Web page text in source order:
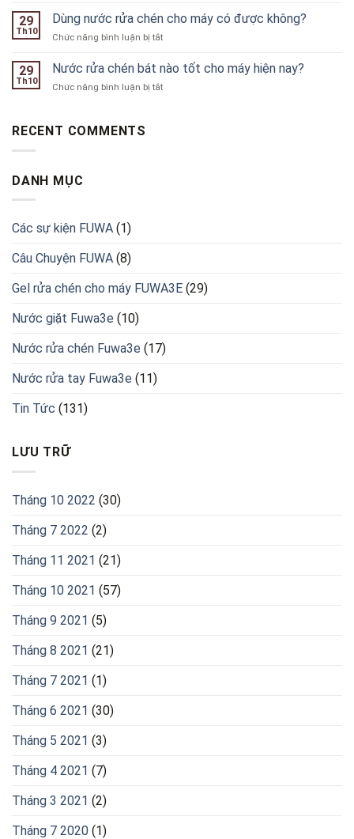
máy
rửa
cơ
hiện
lý
bạn
sở
29
Th10
Dùng nước rửa chén cho máy có được không?
Chức năng bình luận bị tắtở
nước
chén
29
Th10
Nước rửa chén bát nào tốt cho máy hiện nay?
Chức năng bình luận bị tắtở
RECENT COMMENTS
DANH MỤC
Các sự kiện FUWA (1)
Câu Chuyện FUWA (8)
Gel rửa chén cho máy FUWA3E (29)
Nước giặt Fuwa3e (10)
Nước rửa chén Fuwa3e (17)
Nước rửa tay Fuwa3e (11)
Tin Tức (131)
LƯU TRỮ
Tháng 10 2022 (30)
Tháng 7 2022 (2)
Tháng 11 2021 (21)
Tháng 10 2021 (57)
Tháng 9 2021 (5)
Tháng 8 2021 (21)
Tháng 7 2021 (1)
Tháng 6 2021 (30)
Tháng 5 2021 (3)
Tháng 4 2021 (7)
Tháng 3 2021 (2)
Tháng 7 2020 (1)